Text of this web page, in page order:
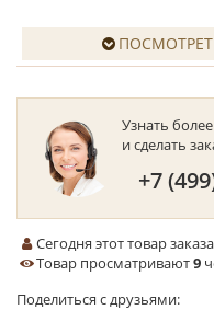
Узнать
и сделать
+7
Сегодня этот товар
Товар просматривают9
Поделиться с друзьями: